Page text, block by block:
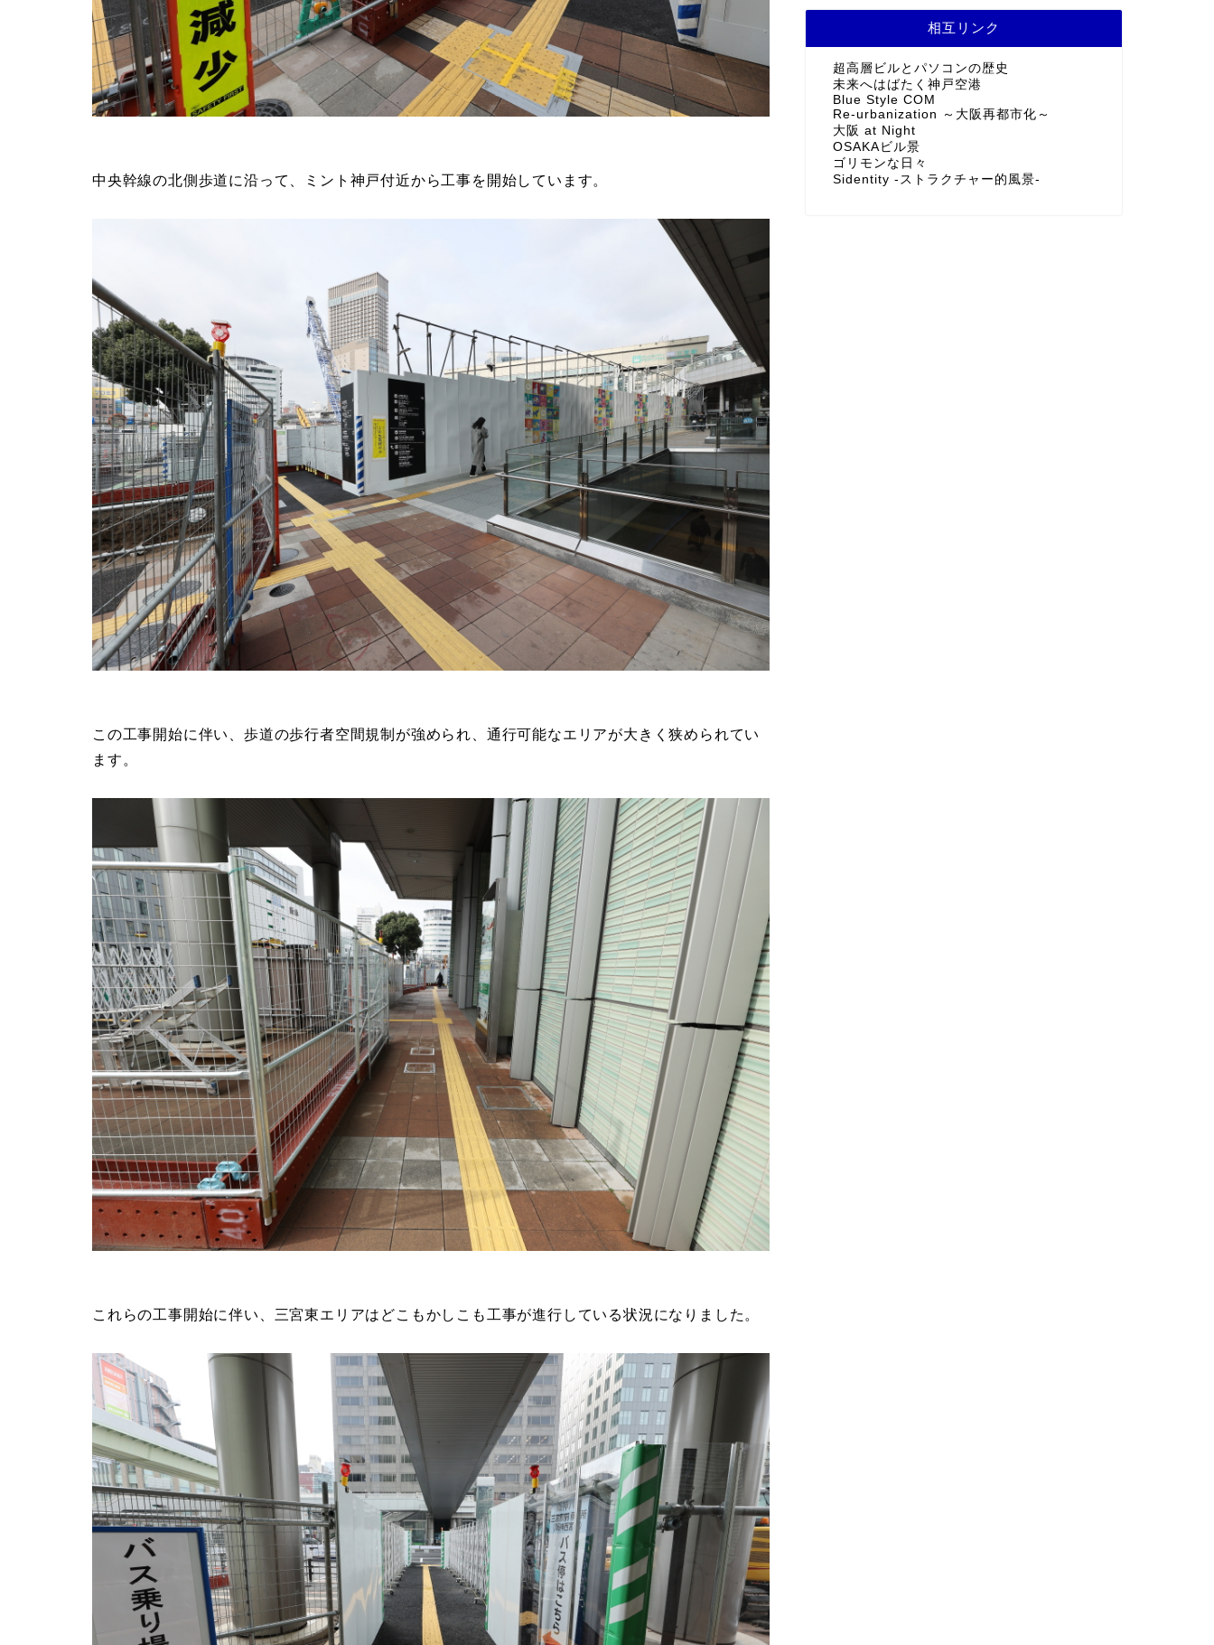
中央幹線の北側歩道に沿って、ミント神戸付近から工事を開始しています。
この工事開始に伴い、歩道の歩行者空間規制が強められ、通行可能なエリアが大きく狭められてい
ます。
これらの工事開始に伴い、三宮東エリアはどこもかしこも工事が進行している状況になりました。
相互リンク
超高層ビルとパソコンの歴史
未来へはばたく神戸空港
Blue Style COM
Re-urbanization ～大阪再都市化～
大阪 at Night
OSAKAビル景
ゴリモンな日々
Sidentity -ストラクチャー的風景-